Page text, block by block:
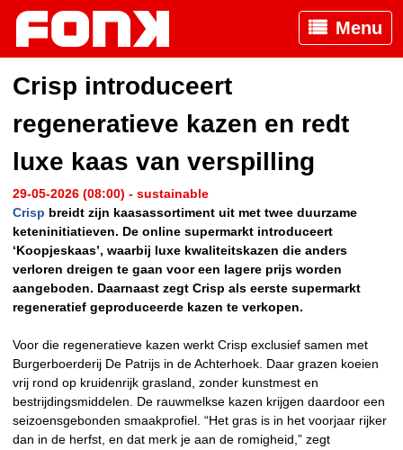
Menu
Crisp introduceert
regeneratieve kazen en redt
luxe kaas van verspilling
29-05-2026 (08:00) - sustainable
Crisp breidt zijn kaasassortiment uit met twee duurzame
keteninitiatieven. De online supermarkt introduceert
‘Koopjeskaas’, waarbij luxe kwaliteitskazen die anders
verloren dreigen te gaan voor een lagere prijs worden
aangeboden. Daarnaast zegt Crisp als eerste supermarkt
regeneratief geproduceerde kazen te verkopen.
Voor die regeneratieve kazen werkt Crisp exclusief samen met
Burgerboerderij De Patrijs in de Achterhoek. Daar grazen koeien
vrij rond op kruidenrijk grasland, zonder kunstmest en
bestrijdingsmiddelen. De rauwmelkse kazen krijgen daardoor een
seizoensgebonden smaakprofiel. “Het gras is in het voorjaar rijker
dan in de herfst, en dat merk je aan de romigheid,” zegt